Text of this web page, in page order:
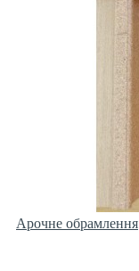
Арочне обрамлення